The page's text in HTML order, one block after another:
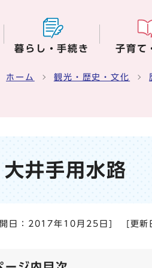
暮らし・手続き 子育て
です
ホーム 観光・歴史・文化
大井手用水路
日： 2017年10月25日 [更